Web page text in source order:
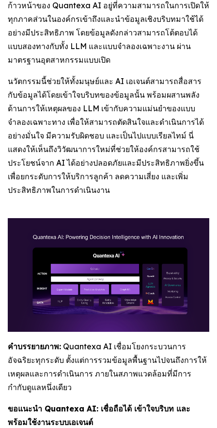
ก้าวหน้าของ Quantexa AI อยู่ที่ความสามารถในการเปิดให้
ทุกภาคส่วนในองค์กรเข้าถึงและนำข้อมูลเชิงบริบทมาใช้ได้
อย่างมีประสิทธิภาพ โดยข้อมูลดังกล่าวสามารถโต้ตอบได้
แบบสองทางกับทั้ง LLM และแบบจำลองเฉพาะงาน ผ่าน
มาตรฐานอุตสาหกรรมแบบเปิด
นวัตกรรมนี้ช่วยให้ทั้งมนุษย์และ AI เอเจนต์สามารถสื่อสาร
กับข้อมูลได้โดยเข้าใจบริบทของข้อมูลนั้น พร้อมผสานพลัง
ด้านการให้เหตุผลของ LLM เข้ากับความแม่นยำของแบบ
จำลองเฉพาะทาง เพื่อให้สามารถตัดสินใจและดำเนินการได้
อย่างมั่นใจ มีความรับผิดชอบ และเป็นไปแบบเรียลไทม์ นี่
แสดงให้เห็นถึงวิวัฒนาการใหม่ที่ช่วยให้องค์กรสามารถใช้
ประโยชน์จาก AI ได้อย่างปลอดภัยและมีประสิทธิภาพยิ่งขึ้น
เพื่อยกระดับการให้บริการลูกค้า ลดความเสี่ยง และเพิ่ม
ประสิทธิภาพในการดำเนินงาน
คำบรรยายภาพ: Quantexa AI เชื่อมโยงกระบวนการ
อัจฉริยะทุกระดับ ตั้งแต่การรวมข้อมูลพื้นฐานไปจนถึงการให้
เหตุผลและการดำเนินการ ภายในสภาพแวดล้อมที่มีการ
กำกับดูแลหนึ่งเดียว
ขอแนะนำ Quantexa AI: เชื่อถือได้ เข้าใจบริบท และ
พร้อมใช้งานระบบเอเจนต์